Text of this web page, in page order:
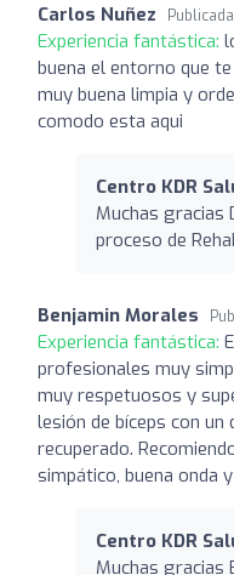
Carlos Nuñez
Experiencia fantástica:
buena el entorno que
muy buena limpia y
comodo esta aqui
Centro KDR
Muchas gracias
proceso de
Benjamin Morales
Experiencia fantástica:
profesionales muy
muy respetuosos y
lesión de bíceps con
recuperado.
simpático, buena onda
Centro KDR
Muchas gracias